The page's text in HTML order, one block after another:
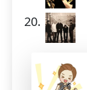
20.